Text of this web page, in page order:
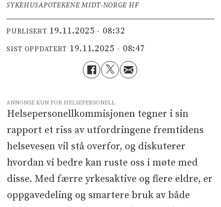
SYKEHUSAPOTEKENE MIDT-NORGE HF
PUBLISERT 19.11.2025 - 08:32
SIST OPPDATERT 19.11.2025 - 08:47
ANNONSE KUN FOR HELSEPERSONELL
Helsepersonellkommisjonen tegner i sin
rapport et riss av utfordringene fremtidens
helsevesen vil stå overfor, og diskuterer
hvordan vi bedre kan ruste oss i møte med
disse. Med færre yrkesaktive og flere eldre, er
oppgavedeling og smartere bruk av både